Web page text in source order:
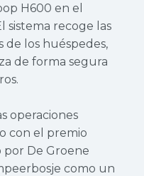
H600 en el
sistema recoge las
de los huéspedes,
de forma segura
operaciones
con el premio
De Groene
como un